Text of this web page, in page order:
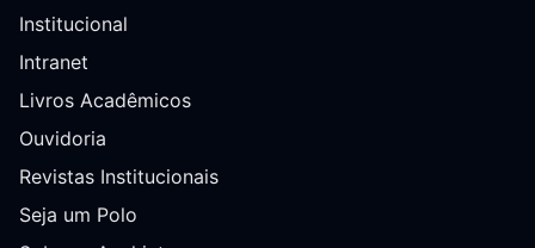
Institucional
Intranet
Livros Acadêmicos
Ouvidoria
Revistas Institucionais
Seja um Polo